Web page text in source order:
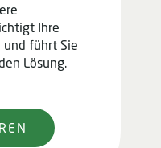
Ihre
führt Sie
Lösung.